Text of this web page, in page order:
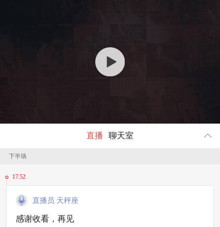
直播 聊天室
下半场
17:52
直播员 天秤座
感谢收看，再见